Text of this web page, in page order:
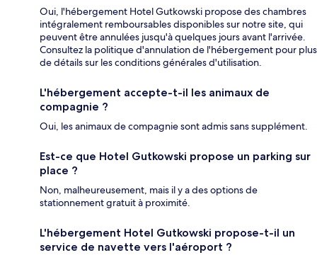
Oui, l'hébergement Hotel Gutkowski propose des chambres
intégralement remboursables disponibles sur notre site, qui
peuvent être annulées jusqu'à quelques jours avant l'arrivée.
Consultez la politique d'annulation de l'hébergement pour plus
de détails sur les conditions générales d'utilisation.
L'hébergement accepte-t-il les animaux de
compagnie ?
Oui, les animaux de compagnie sont admis sans supplément.
Est-ce que Hotel Gutkowski propose un parking sur
place ?
Non, malheureusement, mais il y a des options de
stationnement gratuit à proximité.
L'hébergement Hotel Gutkowski propose-t-il un
service de navette vers l'aéroport ?